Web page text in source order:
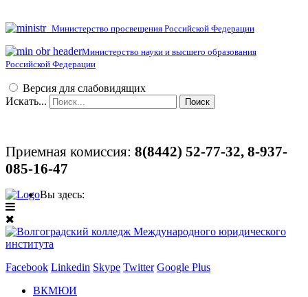
Министерство просвещения Российской Федерации
Министерство науки и высшего образования
Российской Федерации
Версия для слабовидящих
Искать...
Поиск
Приемная комиссия: 8(8442) 52-77-32, 8-937-
085-16-47
Facebook Linkedin Skype Twitter Google Plus
ВКМЮИ
Вы здесь: